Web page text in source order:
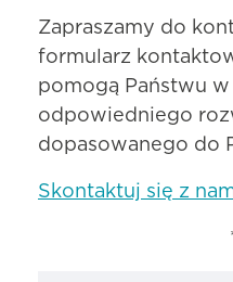
Zapraszamy do
formularz
pomogą Państwu
odpowiedniego
dopasowanego do
Skontaktuj się z